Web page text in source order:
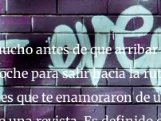
antes de que
para salir hacia la
que te enamoraron de